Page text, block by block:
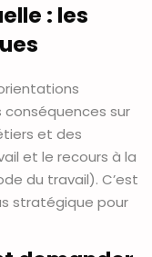
: les
sur
et des
et le recours à la
du travail). C’est
stratégique pour